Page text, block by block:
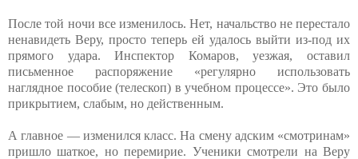
После той ночи все изменилось. Нет, начальство не перестало
ненавидеть Веру, просто теперь ей удалось выйти из-под их
прямого удара. Инспектор Комаров, уезжая, оставил
письменное распоряжение «регулярно использовать
наглядное пособие (телескоп) в учебном процессе». Это было
прикрытием, слабым, но действенным.
А главное — изменился класс. На смену адским «смотринам»
пришло шаткое, но перемирие. Ученики смотрели на Веру